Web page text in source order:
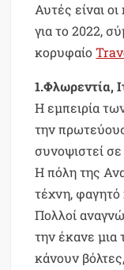
Αυτές είναι
για το 2022,
κορυφαίο
1.Φλωρεντία,
Η εμπειρία
την
συνοψιστεί σε
Η πόλη της
τέχνη, φαγητό
Πολλοί
την έκανε μια
κάνουν